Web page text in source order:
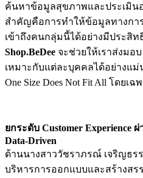
ค้นหาข้อมูลสุขภาพและประเมิน
สำคัญคือการทำให้ข้อมูลทางกา
เข้าถึงคนกลุ่มนี้ได้อย่างมีประสิ
Shop.BeDee จะช่วยให้เราส่งมอบ
เหมาะกับแต่ละบุคคลได้อย่างแม่
One Size Does Not Fit All โดยเ
ยกระดับ Customer Experience
Data-Driven
ด้านนางสาววัชราภรณ์ เจริญธร
บริหารการออกแบบและสร้างส